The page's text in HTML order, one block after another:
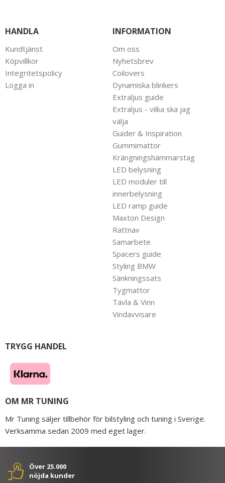
HANDLA
Kundtjänst
Köpvillkor
Integritetspolicy
Logga in
INFORMATION
Om oss
Nyhetsbrev
Coilovers
Dynamiska blinkers
Extraljus guide
Extraljus - vilka ska jag
välja
Guider & Inspiration
Gummimattor
Krängningshämmarstag
LED belysning
LED moduler till
innerbelysning
LED ramp guide
Maxton Design
Rattnav
Samarbete
Spacers guide
Styling BMW
Sänkningssats
Tygmattor
Tävla & Vinn
Vindavvisare
TRYGG HANDEL
OM MR TUNING
Mr Tuning säljer tillbehör för bilstyling och tuning i Sverige.
Verksamma sedan 2009 med eget lager.
Över 25.000
nöjda kunder